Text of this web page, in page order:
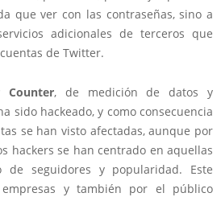
que ver con las contraseñas, sino a
adicionales de terceros que
de Twitter.
Counter, de medición de datos y
sido hackeado, y como consecuencia
se han visto afectadas, aunque por
hackers se han centrado en aquellas
seguidores y popularidad. Este
y también por el público